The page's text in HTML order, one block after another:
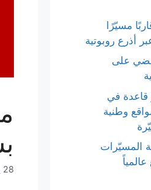
28 يونيو 2026
مسيّرًا
أذرع روبوتية
على
قاعدة في
وطنية
المسيّرات